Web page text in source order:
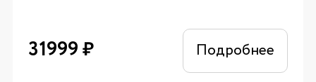
31999₽ Подробнее